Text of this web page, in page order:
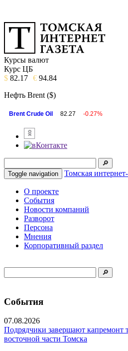
Курсы валют
Курс ЦБ
$ 82.17 € 94.84
Нефть Brent ($)
Brent Crude Oil 82.27 -0.27%
Toggle navigation Томская интернет-
О проекте
События
Новости компаний
Разворот
Персона
Мнения
Корпоративный раздел
События
07.08.2026
Подрядчики завершают капремонт
восточной части Томска